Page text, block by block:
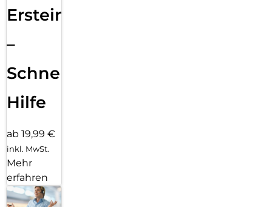
Ersteinrichtung
–
Schnelle
Hilfe
ab 19,99 €
inkl. MwSt.
Mehr
erfahren